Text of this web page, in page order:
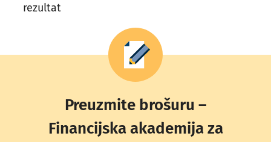
rezultat
Preuzmite brošuru –
Financijska akademija za